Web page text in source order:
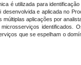
é utilizada para
e aplicada no
aplicações por
identificados.
que se espelham o